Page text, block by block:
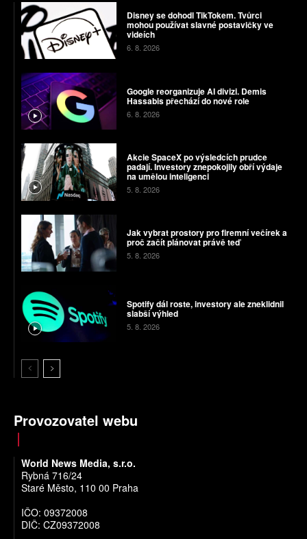
Disney se dohodl TikTokem. Tvůrci
mohou používat slavné postavičky ve
videích
6. 8. 2026
Google reorganizuje AI divizi. Demis
Hassabis přechází do nové role
6. 8. 2026
Akcie SpaceX po výsledcích prudce
padají. Investory znepokojily obří výdaje
na umělou inteligenci
5. 8. 2026
Jak vybrat prostory pro firemní večírek a
proč začít plánovat právě teď
5. 8. 2026
Spotify dál roste, investory ale zneklidnil
slabší výhled
5. 8. 2026
Provozovatel webu
World News Media, s.r.o.
Rybná 716/24
Staré Město, 110 00 Praha
IČO: 09372008
DIČ: CZ09372008